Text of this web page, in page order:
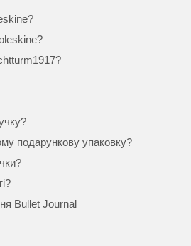
подарункову упаковку?
Bullet Journal